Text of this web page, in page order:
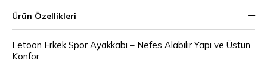
Ürün Özellikleri
Letoon Erkek Spor Ayakkabı – Nefes Alabilir Yapı ve Üstün
Konfor